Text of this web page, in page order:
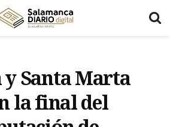
y Santa Marta
la final del